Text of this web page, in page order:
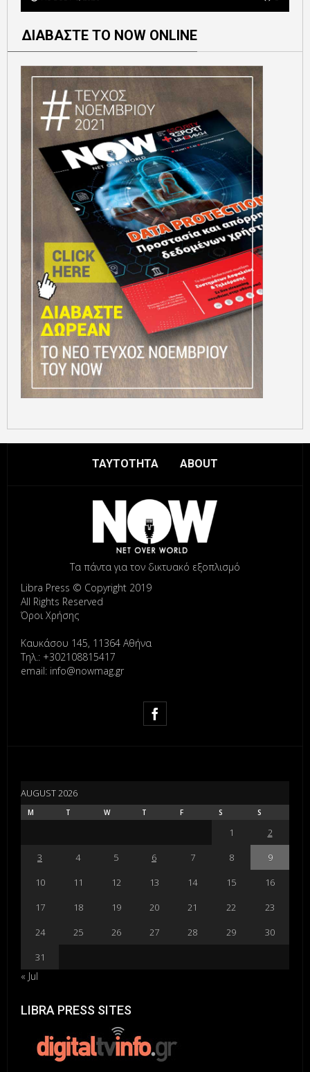
ΔΙΑΒΑΣΤΕ ΤΟ NOW ONLINE
ΤΑΥΤΟΤΗΤΑ ABOUT
Τα πάντα για τον δικτυακό εξοπλισμό
Libra Press © Copyright 2019
All Rights Reserved
Όροι Χρήσης
Καυκάσου 145, 11364 Αθήνα
Τηλ.: +302108815417
email: info@nowmag.gr
AUGUST 2026
M T W T F S S
1
2
3
4 5 6 7 8
9
10
11 12 13 14 15
16
17
18 19 20 21 22
23
24
25 26 27 28 29
30
31
« Jul
LIBRA PRESS SITES